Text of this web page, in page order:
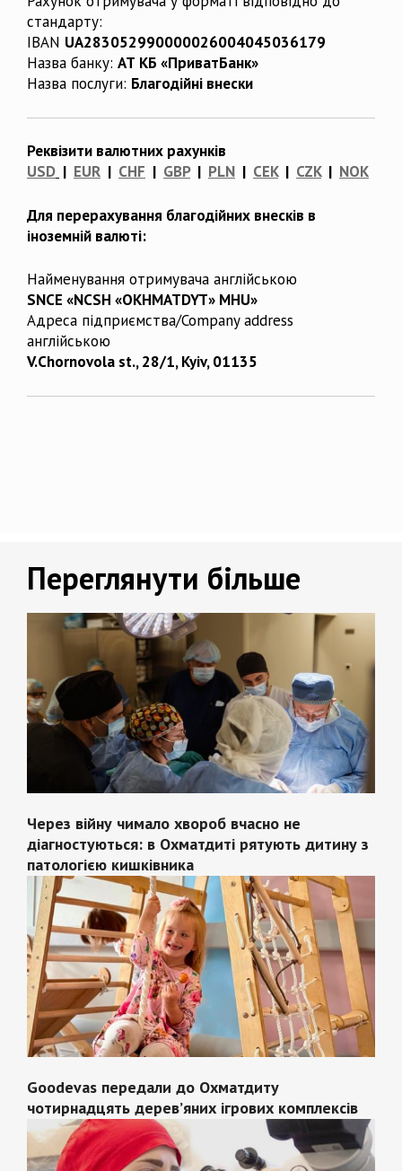
стандарту:
IBAN UA283052990000026004045036179
Назва банку: АТ КБ «ПриватБанк»
Назва послуги: Благодійні внески
Реквізити валютних рахунків
USD | EUR | CHF | GBP| PLN | CEK| CZK| NOK
Для перерахування благодійних внесків в
іноземній валюті:
Найменування отримувача англійською
SNCE «NCSH «OKHMATDYT» MHU»
Адреса підприємства/Company address
англійською
V.Chornovola st., 28/1, Kyiv, 01135
Переглянути більше
Через війну чимало хвороб вчасно не
діагностуються: в Охматдиті рятують дитину з
патологією кишківника
Goodevas передали до Охматдиту
чотирнадцять дерев’яних ігрових комплексів